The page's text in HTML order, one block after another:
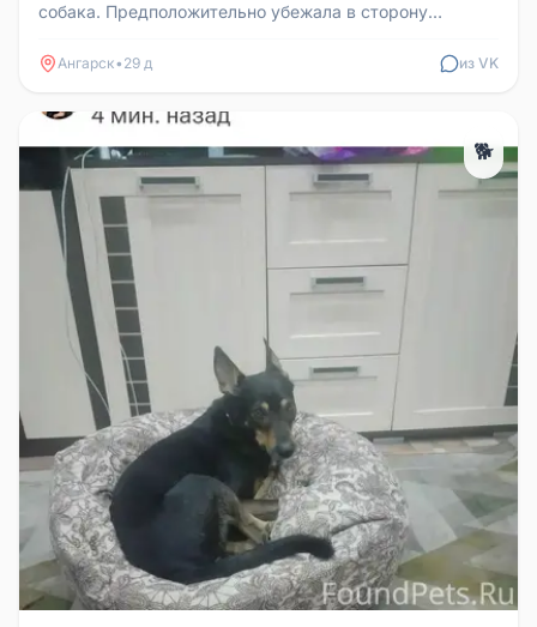
собака. Предположительно убежала в сторону
Ангарск• 29 д из VK
🐕